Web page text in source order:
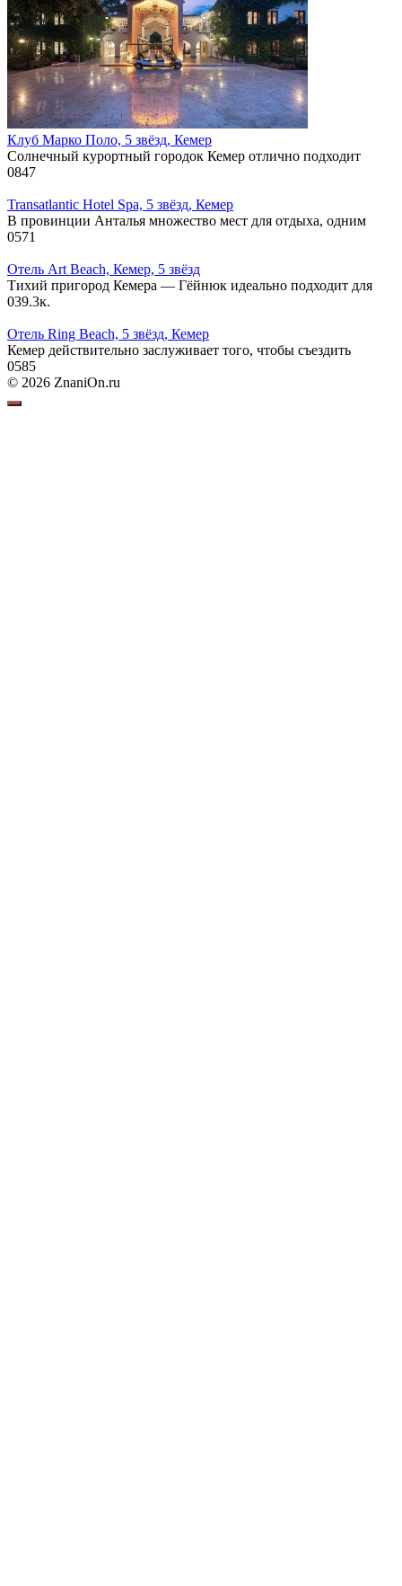
Клуб Марко Поло, 5 звёзд, Кемер
Солнечный курортный городок Кемер отлично подходит
0847
Transatlantic Hotel Spa, 5 звёзд, Кемер
В провинции Анталья множество мест для отдыха, одним
0571
Отель Art Beach, Кемер, 5 звёзд
Тихий пригород Кемера — Гёйнюк идеально подходит для
039.3к.
Отель Ring Beach, 5 звёзд, Кемер
Кемер действительно заслуживает того, чтобы съездить
0585
© 2026 ZnaniOn.ru